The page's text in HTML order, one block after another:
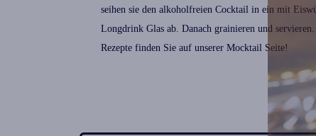
seihen sie den alkoholfreien Cocktail in ein mit
Longdrink Glas ab. Danach grainieren und
Rezepte finden Sie auf unserer Mocktail Seite!